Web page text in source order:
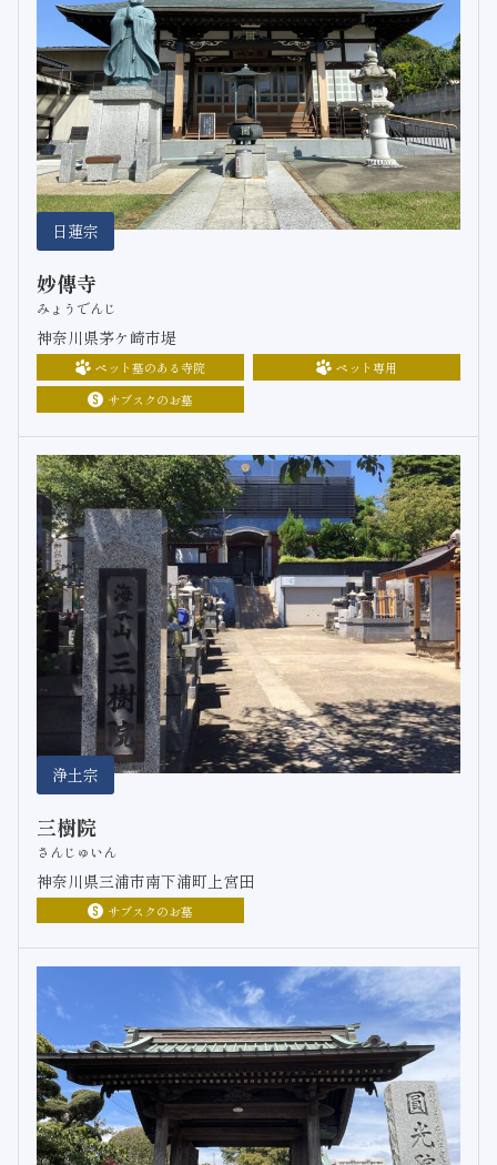
日蓮宗
妙傳寺
みょうでんじ
神奈川県茅ケ崎市堤
ペット墓のある寺院
ペット専用
サブスクのお墓
浄土宗
三樹院
さんじゅいん
神奈川県三浦市南下浦町上宮田
サブスクのお墓